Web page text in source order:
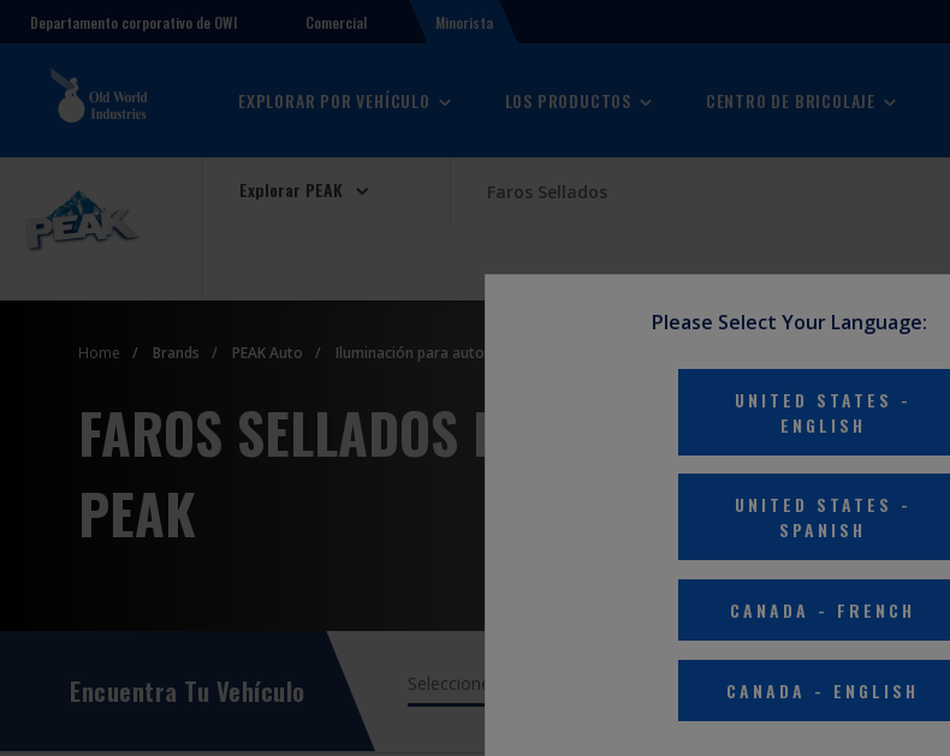
Please Select Your Language:
UNITED STATES -
ENGLISH
UNITED STATES -
SPANISH
CANADA - FRENCH
CANADA - ENGLISH
Departamento corporativo de OWI Comercial Minorista
EXPLORAR POR VEHÍCULO LOS PRODUCTOS CENTRO DE BRICOLAJE
Explorar PEAK Faros Sellados
Home Brands PEAK Auto Iluminación para automóviles
FAROS SELLADOS LED Y HALÓGENOS
PEAK
Encuentra Tu Vehículo Seleccionar año Seleccione hacer